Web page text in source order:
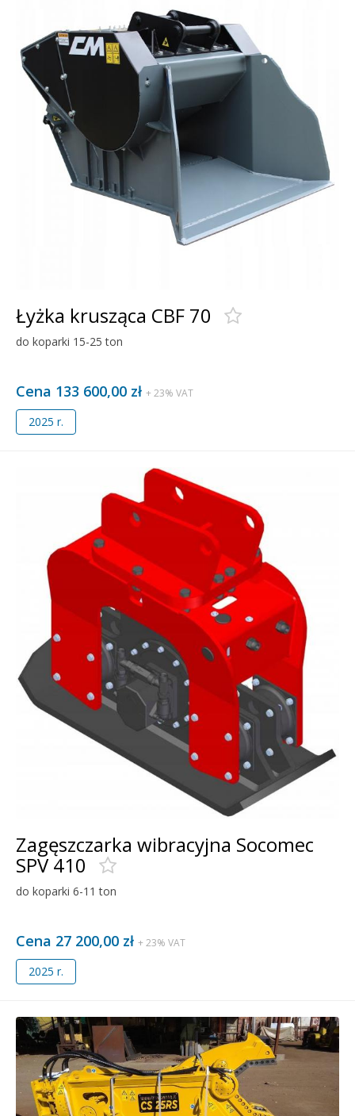
Łyżka krusząca CBF 70
do koparki 15-25 ton
Cena 133 600,00 zł + 23% VAT
2025 r.
Zagęszczarka wibracyjna Socomec
SPV 410
do koparki 6-11 ton
Cena 27 200,00 zł + 23% VAT
2025 r.